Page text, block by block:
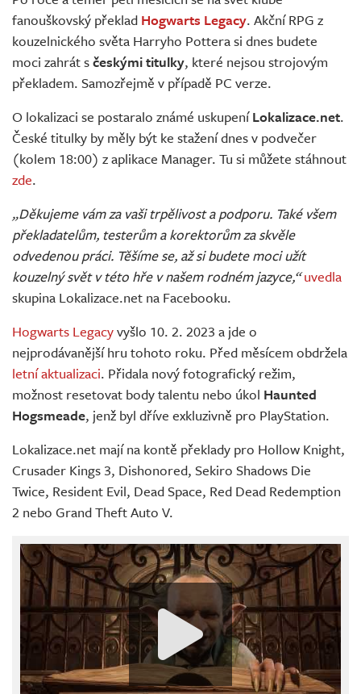
Živě
fanouškovský překlad Hogwarts Legacy. Akční RPG z
kouzelnického světa Harryho Pottera si dnes budete
moci zahrát sčeskými titulky, které nejsou strojovým
překladem. Samozřejmě v případě PC verze.
O lokalizaci se postaralo známé uskupeníLokalizace.net.
České titulky by měly být ke stažení dnes v podvečer
(kolem 18:00) z aplikace Manager. Tu si můžete stáhnout
zde.
„Děkujeme vám za vaši trpělivost a podporu. Také všem
překladatelům, testerům a korektorům za skvěle
odvedenou práci. Těšíme se, až si budete moci užít
kouzelný svět v této hře v našem rodném jazyce,“ uvedla
skupina Lokalizace.net na Facebooku.
Hogwarts Legacyvyšlo 10. 2. 2023 a jde o
nejprodávanější hru tohoto roku. Před měsícem obdržela
letní aktualizaci. Přidala nový fotografický režim,
možnost resetovat body talentu nebo úkol Haunted
Hogsmeade, jenž byl dříve exkluzivně pro PlayStation.
Lokalizace.net mají na kontě překlady pro Hollow Knight,
Crusader Kings 3, Dishonored, Sekiro Shadows Die
Twice, Resident Evil, Dead Space, Red Dead Redemption
2 nebo Grand Theft Auto V.